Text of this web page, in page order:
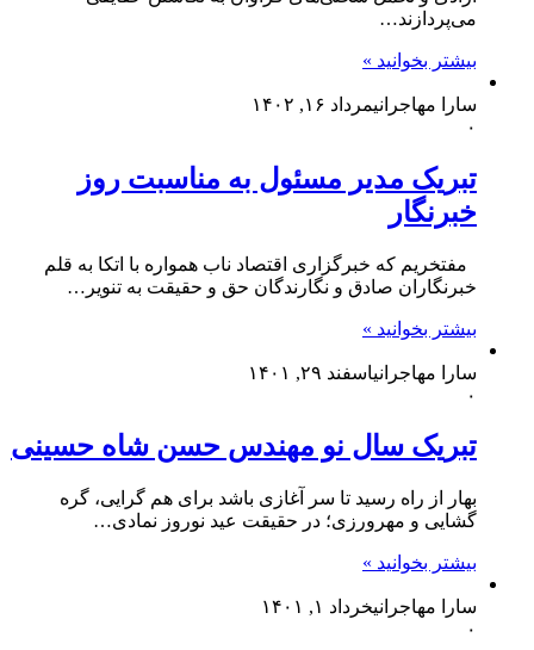
می‌پردازند…
بیشتر بخوانید »
سارا مهاجرانیمرداد ۱۶, ۱۴۰۲
۰
تبریک مدیر مسئول به مناسبت روز
خبرنگار
مفتخریم که خبرگزاری اقتصاد ناب همواره با اتکا به قلم
خبرنگاران صادق و نگارندگان حق و حقیقت به تنویر…
بیشتر بخوانید »
سارا مهاجرانیاسفند ۲۹, ۱۴۰۱
۰
تبریک سال نو مهندس حسن شاه حسینی
بهار از راه رسید تا سر آغازی باشد برای هم گرایی، گره
گشایی و مهرورزی؛ در حقیقت عید نوروز نمادی…
بیشتر بخوانید »
سارا مهاجرانیخرداد ۱, ۱۴۰۱
۰